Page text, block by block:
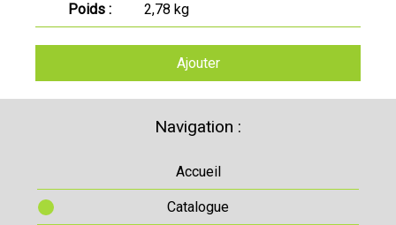
Poids : 2,78 kg
Ajouter
Navigation :
Accueil
Catalogue